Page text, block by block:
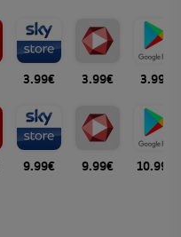
3.99€ 3.99€ 3.99€
9.99€ 9.99€ 10.99€